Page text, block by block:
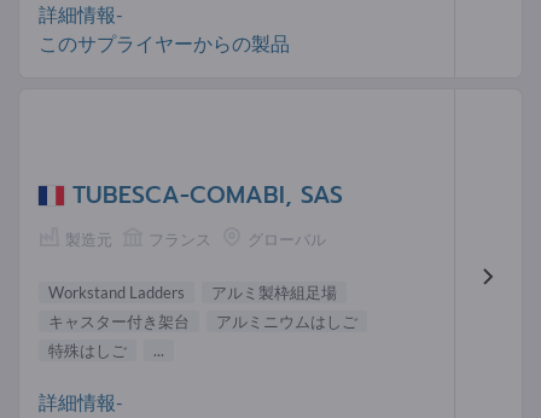
詳細情報-
このサプライヤーからの製品
TUBESCA-COMABI, SAS
製造元 フランス グローバル
Workstand Ladders
アルミ製枠組足場
キャスター付き架台
アルミニウムはしご
特殊はしご
...
詳細情報-